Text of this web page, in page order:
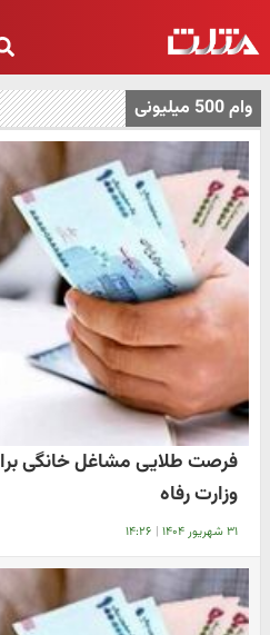
وام 500 میلیونی
وزارت رفاه
۳۱ شهریور ۱۴۰۴ | ۱۴:۲۶